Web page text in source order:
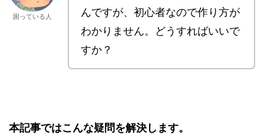
困っている人
んですが、初心者なので作り方が
わかりません。どうすればいいで
すか？
本記事ではこんな疑問を解決します。